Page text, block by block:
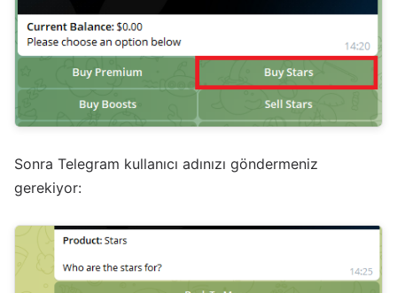
Sonra Telegram kullanıcı adınızı göndermeniz
gerekiyor: